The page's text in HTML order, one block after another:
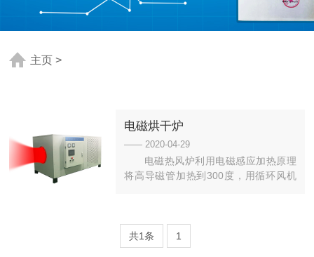
主页 >
电磁烘干炉
—— 2020-04-29
电磁热风炉利用电磁感应加热原理
将高导磁管加热到300度，用循环风机
风量，更节能、环保、安全。...
共1条 1